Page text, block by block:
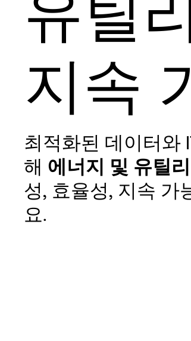
지속
최적화된 데이터와
해 에너지 및 유틸
성, 효율성, 지속 가
요.